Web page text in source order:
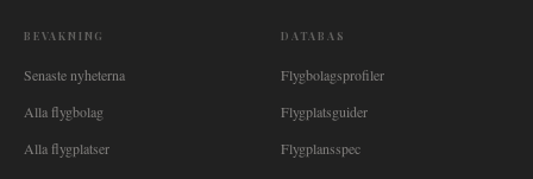
BEVAKNING
Senaste nyheterna
Alla flygbolag
Alla flygplatser
DATABAS
Flygbolagsprofiler
Flygplatsguider
Flygplansspec